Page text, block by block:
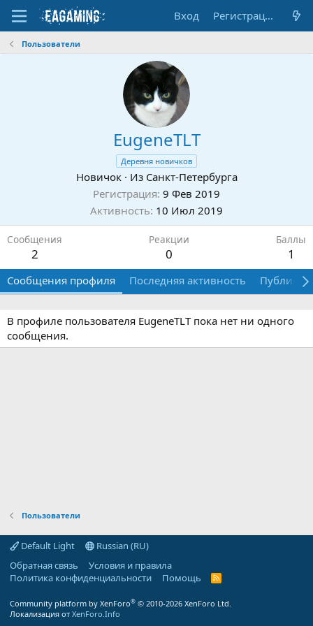
Вход Регистрация
Пользователи
EugeneTLT
Деревня новичков
Новичок · Из Санкт-Петербурга
Регистрация 9 Фев 2019
Активность 10 Июл 2019
Сообщения
2
Реакции
0
Баллы
1
Сообщения профиля Последняя активность
В профиле пользователя EugeneTLT пока нет ни одного
сообщения.
Пользователи
Default Light
Russian (RU)
Обратная связь
Условия и правила
Политика конфиденциальности
Помощь
R
Community platform by XenForo® © 2010-2026 XenForo Ltd.
Локализация от XenForo.Info